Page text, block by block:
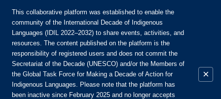
Join the Community:
EN
This collaborative platform was established to enable the
community of the International Decade of Indigenous
Languages (IDIL 2022–2032) to share events, activities, and
resources. The content published on the platform is the
responsibility of registered users and does not commit the
Secretariat of the Decade (UNESCO) and/or the Members of
the Global Task Force for Making a Decade of Action for
Indigenous Languages. Please note that the platform has
been inactive since February 2025 and no longer accepts
×